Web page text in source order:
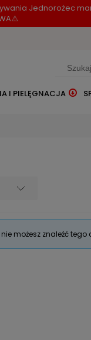
Jednorożec
I PIELĘGNACJA
możesz znaleźć